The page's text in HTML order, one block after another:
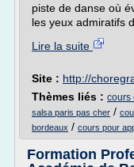
piste de danse où
les yeux admiratifs
Lire la suite
Site : http://
Thèmes liés : cours
salsa paris pas cher /
bordeaux / cours pour
Formation